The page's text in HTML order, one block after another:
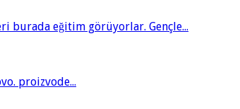
burada eğitim görüyorlar. Gençle...
proizvode...